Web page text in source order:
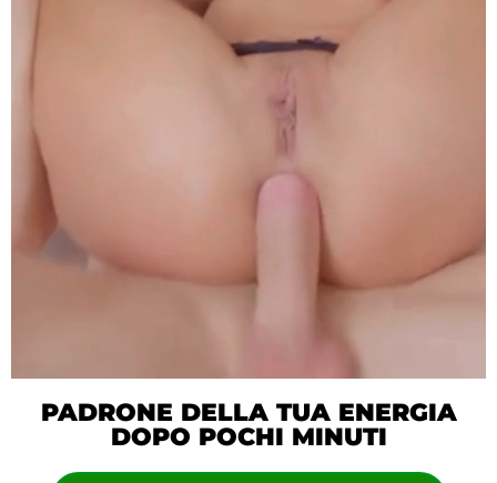
PADRONE DELLA TUA ENERGIA
DOPO POCHI MINUTI